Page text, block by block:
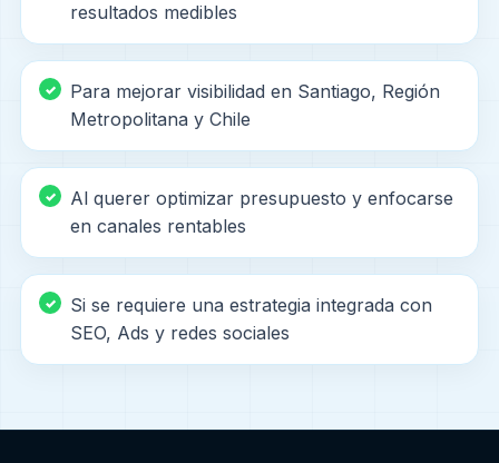
resultados medibles
Para mejorar visibilidad en Santiago, Región
Metropolitana y Chile
Al querer optimizar presupuesto y enfocarse
en canales rentables
Si se requiere una estrategia integrada con
SEO, Ads y redes sociales